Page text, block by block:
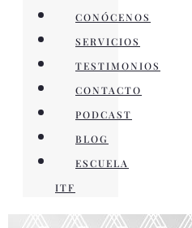
CONÓCENOS
SERVICIOS
TESTIMONIOS
CONTACTO
PODCAST
BLOG
ESCUELA
ITF